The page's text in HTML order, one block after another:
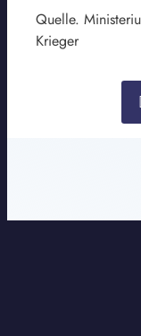
Quelle.
Krieger